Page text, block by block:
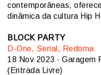
contemporâneas,
dinâmica da cultura Hip
BLOCK PARTY
D-One, Serial, Redoma
18 Nov 2023 · Garagem
(Entrada Livre)